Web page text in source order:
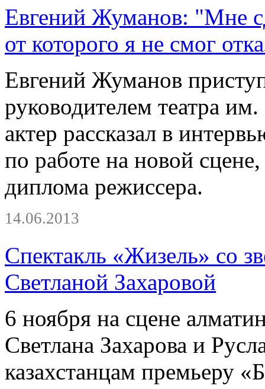
Евгений Жуманов: "Мне
от которого я не смог
Евгений Жуманов
руководителем театра
актер рассказал в
по работе на новой
диплома режиссера.
14.06.2013
Спектакль «Жизель» со
Светланой Захаровой
6 ноября на сцене
Светлана Захарова и
казахстанцам премьеру